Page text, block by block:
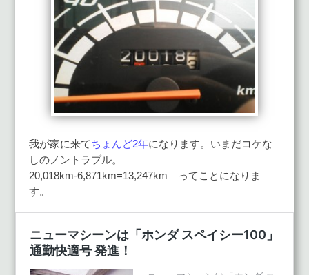
我が家に来てちょんど2年になります。いまだコケな
しのノントラブル。
20,018km-6,871km=13,247km ってことになりま
す。